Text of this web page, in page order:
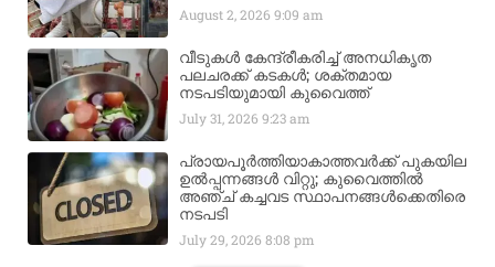
August 2, 20269:09 am
വീടുകൾ കേന്ദ്രീകരിച്ച് അനധികൃത
പലചരക്ക് കടകൾ; ശക്തമായ
നടപടിയുമായി കുവൈത്ത്
July 31, 20269:23 am
പ്രായപൂർത്തിയാകാത്തവർക്ക് പുകയില
ഉൽപ്പന്നങ്ങൾ വിറ്റു; കുവൈത്തിൽ
അഞ്ച് കച്ചവട സ്ഥാപനങ്ങൾക്കെതിരെ
നടപടി
July 29, 20268:08 pm